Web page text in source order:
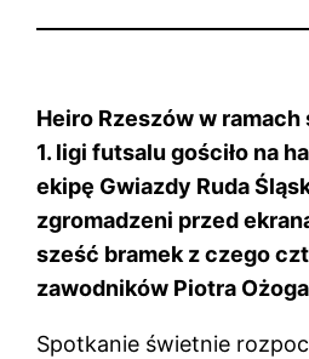
Heiro Rzeszów w ramach
1. ligi futsalu gościło na
ekipę Gwiazdy Ruda
zgromadzeni przed
sześć bramek z czego
zawodników Piotra
Spotkanie świetnie